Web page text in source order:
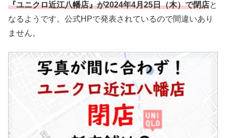
『ユニクロ近江八幡店』が2024年4月25日（木）で閉店と
なるようです。公式HPで発表されているので間違いあり
ません。